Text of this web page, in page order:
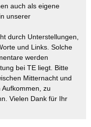
auch als eigene
unserer
durch Unterstellungen,
und Links. Solche
werden
bei TE liegt. Bitte
Mitternacht und
zu
Vielen Dank für Ihr